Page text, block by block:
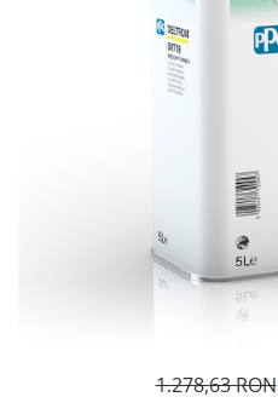
1.278,63 RON